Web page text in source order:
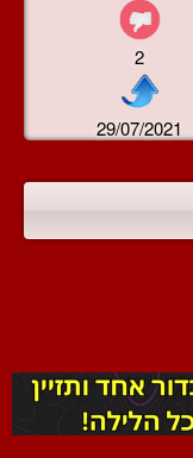
2
29/07/2021